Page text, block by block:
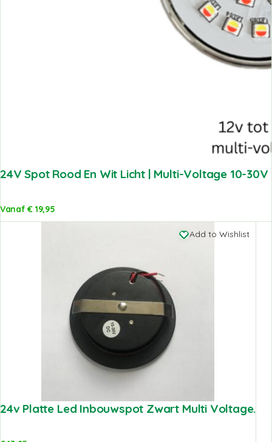
24V Spot Rood En Wit Licht | Multi-Voltage 10-
Vanaf€ 19,95
Add to Wishlist
24v Platte Led Inbouwspot Zwart Multi Voltage.